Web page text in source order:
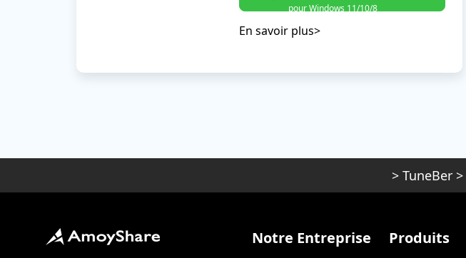
pour Windows 11/10/8
En savoir plus>
> TuneBer >
Notre Entreprise Produits